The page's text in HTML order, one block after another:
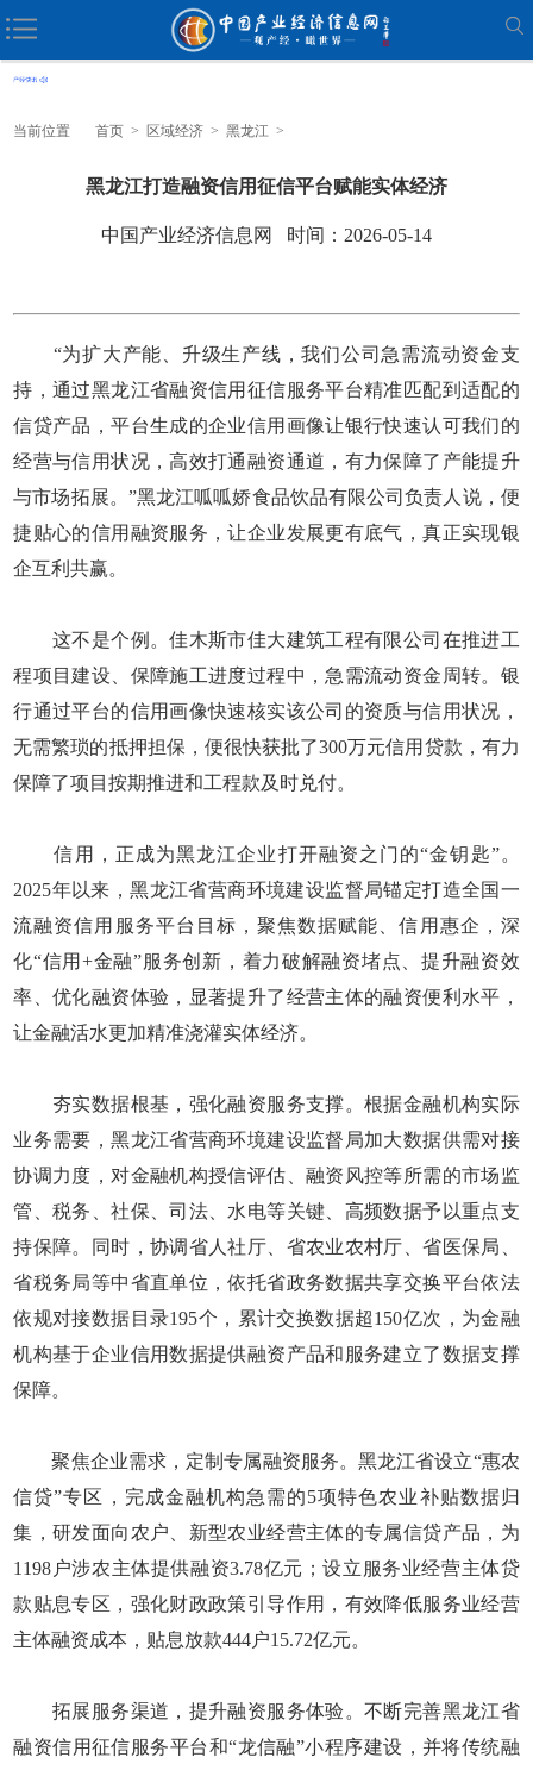
当前位置 首页 > 区域经济 > 黑龙江 >
黑龙江打造融资信用征信平台赋能实体经济
中国产业经济信息网 时间：2026-05-14
“为扩大产能、升级生产线，我们公司急需流动资金支
持，通过黑龙江省融资信用征信服务平台精准匹配到适配的
信贷产品，平台生成的企业信用画像让银行快速认可我们的
经营与信用状况，高效打通融资通道，有力保障了产能提升
与市场拓展。”黑龙江呱呱娇食品饮品有限公司负责人说，便
捷贴心的信用融资服务，让企业发展更有底气，真正实现银
企互利共赢。
这不是个例。佳木斯市佳大建筑工程有限公司在推进工
程项目建设、保障施工进度过程中，急需流动资金周转。银
行通过平台的信用画像快速核实该公司的资质与信用状况，
无需繁琐的抵押担保，便很快获批了300万元信用贷款，有力
保障了项目按期推进和工程款及时兑付。
信用，正成为黑龙江企业打开融资之门的“金钥匙”。
2025年以来，黑龙江省营商环境建设监督局锚定打造全国一
流融资信用服务平台目标，聚焦数据赋能、信用惠企，深
化“信用+金融”服务创新，着力破解融资堵点、提升融资效
率、优化融资体验，显著提升了经营主体的融资便利水平，
让金融活水更加精准浇灌实体经济。
夯实数据根基，强化融资服务支撑。根据金融机构实际
业务需要，黑龙江省营商环境建设监督局加大数据供需对接
协调力度，对金融机构授信评估、融资风控等所需的市场监
管、税务、社保、司法、水电等关键、高频数据予以重点支
持保障。同时，协调省人社厅、省农业农村厅、省医保局、
省税务局等中省直单位，依托省政务数据共享交换平台依法
依规对接数据目录195个，累计交换数据超150亿次，为金融
机构基于企业信用数据提供融资产品和服务建立了数据支撑
保障。
聚焦企业需求，定制专属融资服务。黑龙江省设立“惠农
信贷”专区，完成金融机构急需的5项特色农业补贴数据归
集，研发面向农户、新型农业经营主体的专属信贷产品，为
1198户涉农主体提供融资3.78亿元；设立服务业经营主体贷
款贴息专区，强化财政政策引导作用，有效降低服务业经营
主体融资成本，贴息放款444户15.72亿元。
拓展服务渠道，提升融资服务体验。不断完善黑龙江省
融资信用征信服务平台和“龙信融”小程序建设，并将传统融